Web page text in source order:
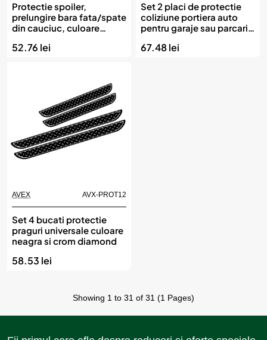
Protectie spoiler,
prelungire bara fata/spate
din cauciuc, culoare
52.76 lei
Set 2 placi de protectie
coliziune portiera auto
pentru garaje sau parcari,
67.48 lei
AVEX AVX-PROT12
Set 4 bucati protectie
praguri universale culoare
neagra si crom diamond
58.53 lei
Showing 1 to 31 of 31 (1 Pages)